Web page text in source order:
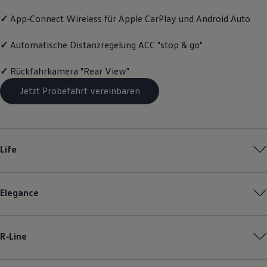
Lifestyle
Familie
Elektromobilität
Pannen- und Unfallhilfe
Volkswagen Kundenbetreuung
✓ App‑Connect Wireless für Apple CarPlay und Android Auto
✓ Automatische Distanzregelung ACC "stop & go"
✓ Rückfahrkamera "Rear View"
Jetzt Probefahrt vereinbaren
Life
Elegance
R‑Line